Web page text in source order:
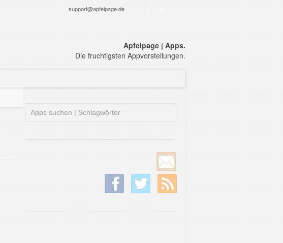
support@apfelpage.de
Apfelpage | Apps.
Die fruchtigsten Appvorstellungen.